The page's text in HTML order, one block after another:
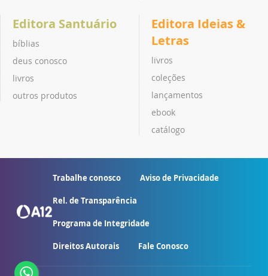
Editora Santuário
bíblias
deus conosco
livros
outros produtos
Editora Ideias &
Letras
livros
coleções
lançamentos
ebook
catálogo
Trabalhe conosco Aviso de Privacidade
Rel. de Transparência
Programa de Integridade
Direitos Autorais Fale Conosco